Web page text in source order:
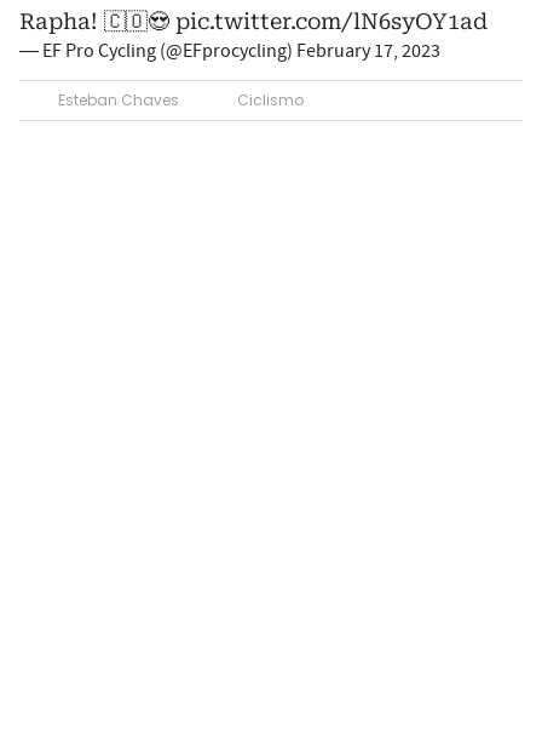
Rapha! 🇨🇴😍 pic.twitter.com/lN6syOY1ad
— EF Pro Cycling (@EFprocycling) February 17, 2023
Esteban Chaves Ciclismo